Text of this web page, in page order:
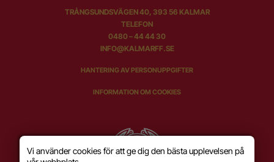
TRÅNGSUNDSVÄGEN 40, 393 56 KALMAR
TELEFON
0480 – 44 44 30
INFO@KALMARFF.SE
HANTERING AV PERSONUPPGIFTER
INFORMATION OM COOKIES
Vi använder cookies för att ge dig den bästa upplevelsen på